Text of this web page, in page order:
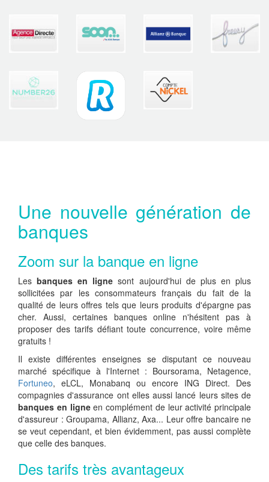
Une nouvelle génération de
banques
Zoom sur la banque en ligne
Lesbanques en ligne sont aujourd'hui de plus en plus
sollicitées par les consommateurs français du fait de la
qualité de leurs offres tels que leurs produits d'épargne pas
cher. Aussi, certaines banques online n'hésitent pas à
proposer des tarifs défiant toute concurrence, voire même
gratuits !
Il existe différentes enseignes se disputant ce nouveau
marché spécifique à l'Internet : Boursorama, Netagence,
Fortuneo, eLCL, Monabanq ou encore ING Direct. Des
compagnies d'assurance ont elles aussi lancé leurs sites de
banques en ligneen complément de leur activité principale
d'assureur : Groupama, Allianz, Axa... Leur offre bancaire ne
se veut cependant, et bien évidemment, pas aussi complète
que celle des banques.
Des tarifs très avantageux